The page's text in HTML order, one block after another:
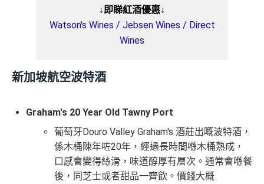
↓即睇紅酒優惠↓
Watson's Wines / Jebsen Wines / Direct
Wines
新加坡航空波特酒
Graham's 20 Year Old Tawny Port
葡萄牙Douro Valley Graham's 酒莊出嘅波特酒，
係木桶陳年咗20年，經過長時間喺木桶熟成，
口感會變得絲滑，味道醇厚有層次。通常會喺餐
後，同芝士或者甜品一齊飲。價錢大概